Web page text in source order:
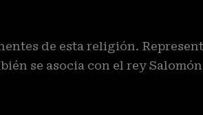
de esta religión.
se asocia con el rey